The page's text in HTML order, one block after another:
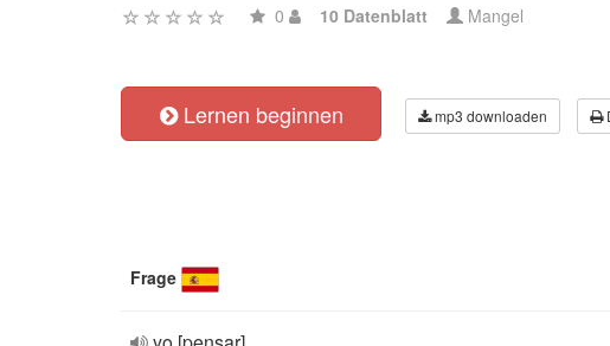
0 10 Datenblatt Mangel
Lernen beginnen mp3 downloaden
Frage